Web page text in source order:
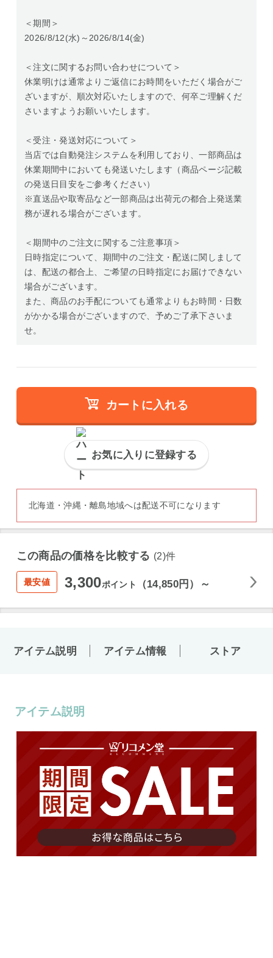
＜期間＞
2026/8/12(水)～2026/8/14(金)
＜注文に関するお問い合わせについて＞
休業明けは通常よりご返信にお時間をいただく場合がご
ざいますが、順次対応いたしますので、何卒ご理解くだ
さいますようお願いいたします。
＜受注・発送対応について＞
当店では自動発注システムを利用しており、一部商品は
休業期間中においても発送いたします（商品ページ記載
の発送日目安をご参考ください）
※直送品や取寄品など一部商品は出荷元の都合上発送業
務が遅れる場合がございます。
＜期間中のご注文に関するご注意事項＞
日時指定について、期間中のご注文・配送に関しまして
は、配送の都合上、ご希望の日時指定にお届けできない
場合がございます。
また、商品のお手配についても通常よりもお時間・日数
がかかる場合がございますので、予めご了承下さいま
せ。
カートに入れる
お気に入りに登録する
北海道・沖縄・離島地域へは配送不可になります
この商品の価格を比較する (2)件
最安値 3,300ポイント （14,850円）～
アイテム説明 アイテム情報 ストア
アイテム説明